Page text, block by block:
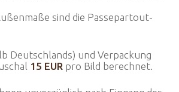
sind die Passepartout-
Deutschlands) und Verpackung
15 EUR pro Bild berechnet.